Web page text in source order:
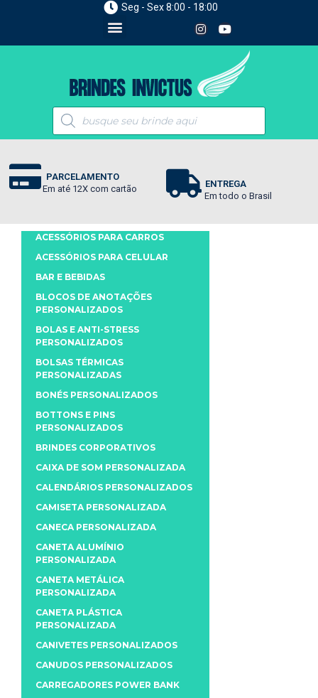
Seg - Sex 8:00 - 18:00
PARCELAMENTO
Em até 12X com cartão
ENTREGA
Em todo o Brasil
ACESSÓRIOS PARA CARROS
ACESSÓRIOS PARA CELULAR
BAR E BEBIDAS
BLOCOS DE ANOTAÇÕES
PERSONALIZADOS
BOLAS E ANTI-STRESS
PERSONALIZADOS
BOLSAS TÉRMICAS
PERSONALIZADAS
BONÉS PERSONALIZADOS
BOTTONS E PINS
PERSONALIZADOS
BRINDES CORPORATIVOS
CAIXA DE SOM PERSONALIZADA
CALENDÁRIOS PERSONALIZADOS
CAMISETA PERSONALIZADA
CANECA PERSONALIZADA
CANETA ALUMÍNIO
PERSONALIZADA
CANETA METÁLICA
PERSONALIZADA
CANETA PLÁSTICA
PERSONALIZADA
CANIVETES PERSONALIZADOS
CANUDOS PERSONALIZADOS
CARREGADORES POWER BANK